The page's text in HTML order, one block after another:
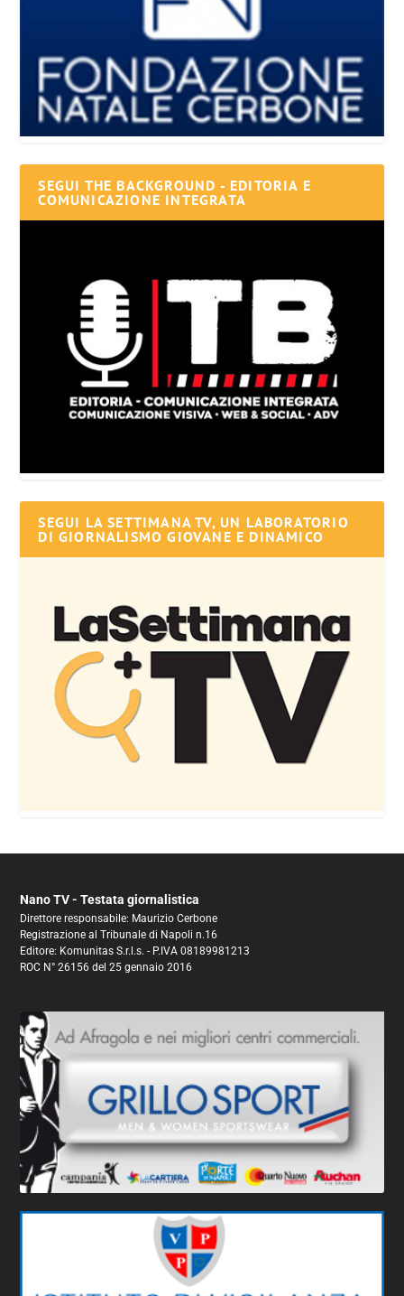
SEGUI THE BACKGROUND - EDITORIA E
COMUNICAZIONE INTEGRATA
SEGUI LA SETTIMANA TV, UN LABORATORIO
DI GIORNALISMO GIOVANE E DINAMICO
Nano TV - Testata giornalistica
Direttore responsabile: Maurizio Cerbone
Registrazione al Tribunale di Napoli n.16
Editore: Komunitas S.r.l.s. - P.IVA 08189981213
ROC N° 26156 del 25 gennaio 2016